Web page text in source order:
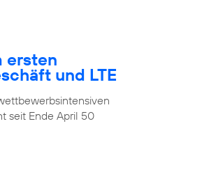
ersten
und LTE
seit Ende April 50